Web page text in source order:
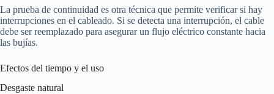
La prueba de continuidad es otra técnica que permite verificar si hay
interrupciones en el cableado. Si se detecta una interrupción, el cable
debe ser reemplazado para asegurar un flujo eléctrico constante hacia
las bujías.
Efectos del tiempo y el uso
Desgaste natural